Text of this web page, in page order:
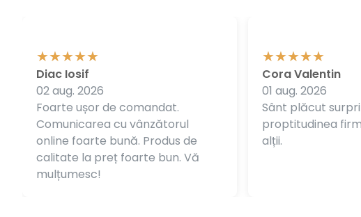
Foarte ușor de comandat.
Comunicarea cu vânzătorul
online foarte bună. Produs de
calitate la preț foarte bun. Vă
mulțumesc!
Diac Iosif
02 aug. 2026
Sânt plăcut
proptitudinea
alții.
Cora Valentin
01 aug. 2026